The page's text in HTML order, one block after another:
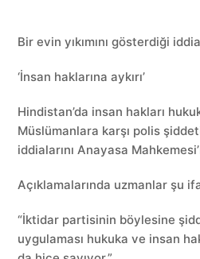
Bir evin yıkımını gösterdiği
‘İnsan haklarına aykırı’
Hindistan’da insan hakları
Müslümanlara karşı polis
iddialarını Anayasa
Açıklamalarında uzmanlar şu
“İktidar partisinin böylesine
uygulaması hukuka ve insan